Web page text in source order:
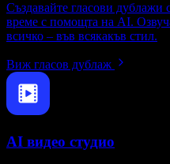
Създавайте гласови дублажи
време с помощта на AI.
всичко – във всякакъв стил.
Виж гласов дублаж
AI видео студио